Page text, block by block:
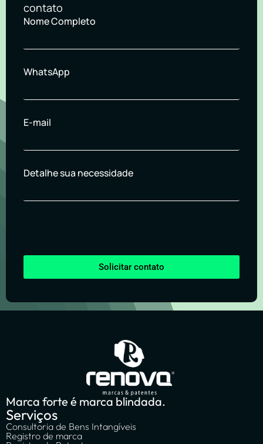
contato
Nome Completo
WhatsApp
E-mail
Detalhe sua necessidade
Solicitar contato
Marca forte é marca blindada.
Serviços
Consultoria de Bens Intangíveis
Registro de marca